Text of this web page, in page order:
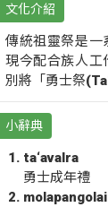
文化介紹
傳統祖靈祭是一
現今配合族人工
別將「勇士祭
小辭典
ta‘avalra
勇士成年禮
molapangolai